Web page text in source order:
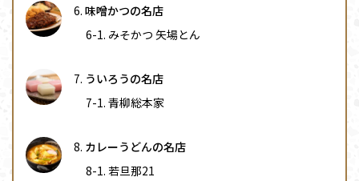
味噌かつの名店
みそかつ 矢場とん
ういろうの名店
青柳総本家
カレーうどんの名店
若旦那21